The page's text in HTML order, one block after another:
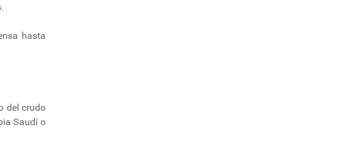
hasta
del crudo
Saudí o